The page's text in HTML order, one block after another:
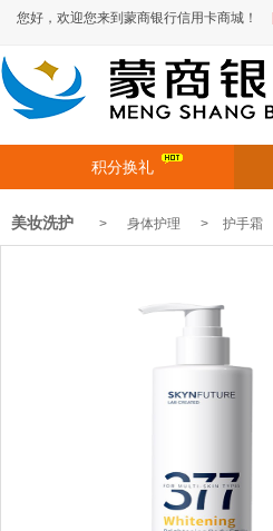
您好，欢迎您来到蒙商银行信用卡商城！
积分换礼
美妆洗护 > 身体护理 > 护手霜